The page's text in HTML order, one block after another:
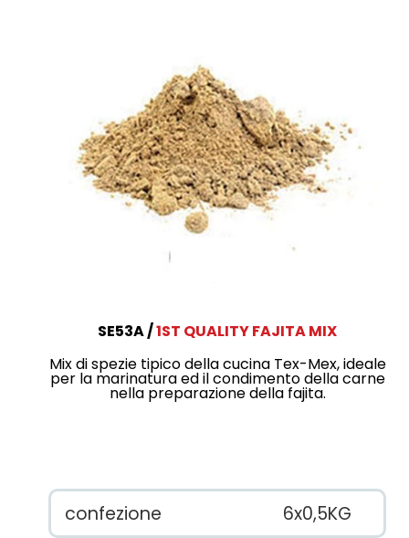
SE53A 1ST QUALITY FAJITA MIX
Mix di spezie tipico della cucina Tex-Mex, ideale
per la marinatura ed il condimento della carne
nella preparazione della fajita.
confezione 6x0,5KG